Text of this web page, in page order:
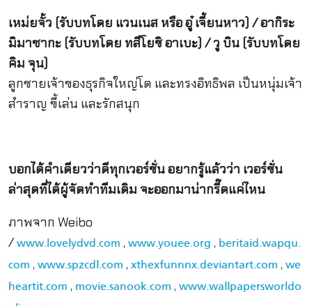
เหม่ยจั้ว (รับบทโดย แวนเนส หรือ อู๋ เจี้ยนหาว) / อากิระ
มิมาซากะ (รับบทโดย ทสึโยชิ อาเบะ) / วู บิน (รับบทโดย
คิม จุน)
ลูกชายเจ้าของธุรกิจใหญ่โต และทรงอิทธิพล เป็นหนุ่มเจ้า
สำราญ ขี้เล่น และรักสนุก
บอกได้คำเดียวว่าดีทุกเวอร์ชั่น อยากรู้แล้วว่า เวอร์ชั่น
ล่าสุดที่ได้ผู้จัดทำทีมเดิม จะออกมาน่ากรี๊ดแค่ไหน
ภาพจาก Weibo
/www.lovelydvd.com , www.youee.org , beritaid.wapqu.
com , www.spzcdl.com , xthexfunnnx.deviantart.com , we
heartit.com , movie.sanook.com , www.wallpapersworldo